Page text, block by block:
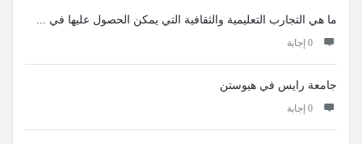
ما هي التجارب التعليمية والثقافية التي يمكن الحصول عليها في ...
‫0 إجابة
جامعة رايس في هيوستن
‫0 إجابة